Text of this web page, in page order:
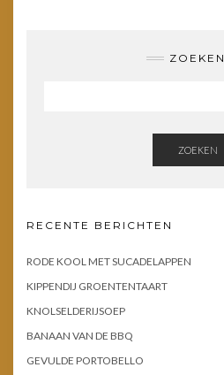
ZOEKEN
ZOEKEN
RECENTE BERICHTEN
RODE KOOL MET SUCADELAPPEN
KIPPENDIJ GROENTENTAART
KNOLSELDERIJSOEP
BANAAN VAN DE BBQ
GEVULDE PORTOBELLO